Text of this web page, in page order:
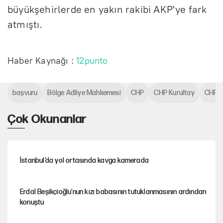
büyükşehirlerde en yakın rakibi AKP'ye fark
atmıştı.
Haber Kaynağı :12punto
Çok Okunanlar
İstanbul’da yol ortasında kavga kamerada
Erdal Beşikçioğlu'nun kızı babasının tutuklanmasının ardından
konuştu
başvuru Bölge Adliye Mahkemesi CHP CHP Kurultay CHP